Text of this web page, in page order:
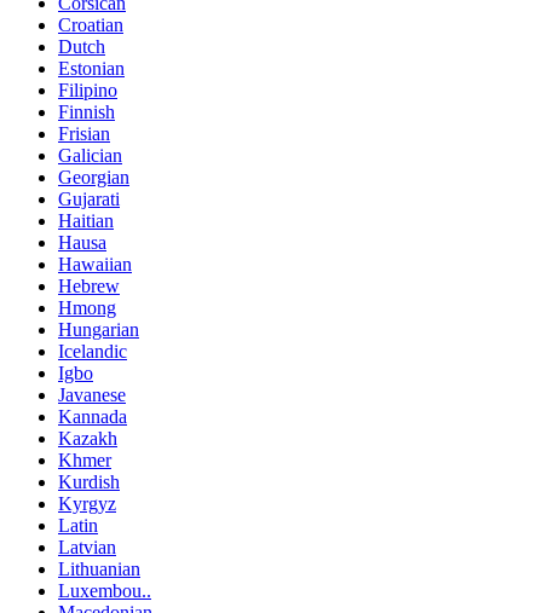
Croatian
Dutch
Estonian
Filipino
Finnish
Frisian
Galician
Georgian
Gujarati
Haitian
Hausa
Hawaiian
Hebrew
Hmong
Hungarian
Icelandic
Igbo
Javanese
Kannada
Kazakh
Khmer
Kurdish
Kyrgyz
Latin
Latvian
Lithuanian
Luxembou..